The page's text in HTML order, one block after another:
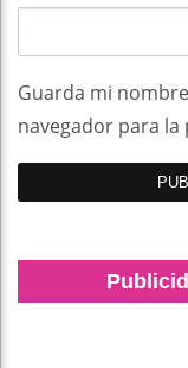
Guarda mi
navegador para la